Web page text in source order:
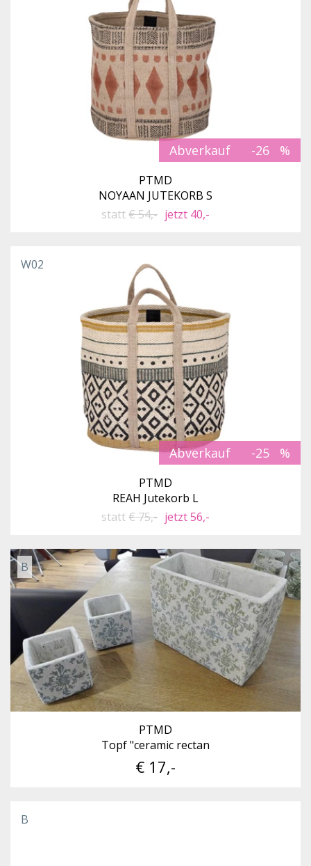
Abverkauf -26
PTMD
NOYAAN JUTEKORB S
statt€ 54,- jetzt 40,-
Abverkauf -25
W02
PTMD
REAH Jutekorb L
statt€ 75,- jetzt 56,-
B
PTMD
Topf "ceramic rectan
€ 17,-
B